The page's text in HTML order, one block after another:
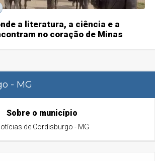
a literatura, a ciência e a
no coração de Minas
- MG
Sobre o município
de Cordisburgo - MG